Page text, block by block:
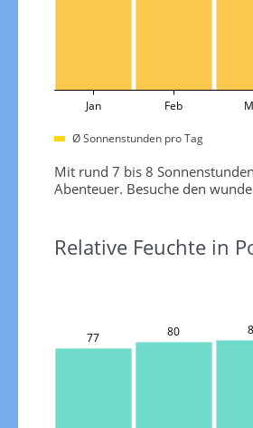
Jan Feb
Ø Sonnenstunden pro Tag
Mit rund 7 bis 8
Abenteuer. Besuche den
Relative Feuchte in
77 80